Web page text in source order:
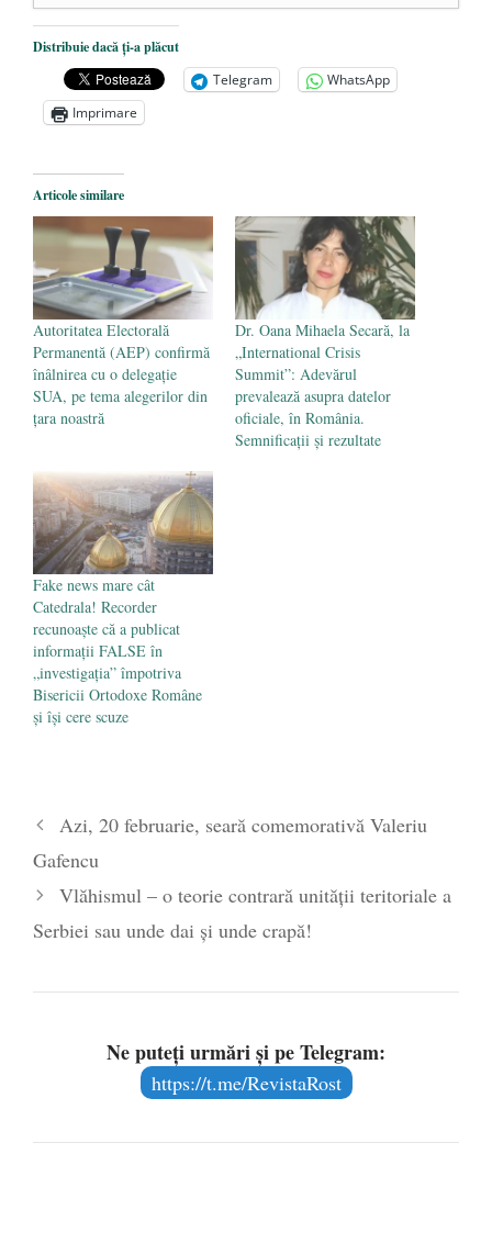
De ce propaganda LGBT nu-și are locul în
unitățile de învățământ
- 17 iunie 2020
Anarhia din SUA e opera stângii radicale
2 iunie 2020
are prea puțin a face cu informarea
mai 2020
Distribuie dacă ți-a plăcut
Telegram
WhatsApp
Imprimare
Articole similare
Autoritatea Electorală
Permanentă (AEP) confirmă
înâlnirea cu o delegație
SUA, pe tema alegerilor din
țara noastră
Dr. Oana Mihaela Secară, la
„International Crisis
Summit”: Adevărul
prevalează asupra datelor
oficiale, în România.
Semnificații și rezultate
Fake news mare cât
Catedrala! Recorder
recunoaște că a publicat
informații FALSE în
„investigația” împotriva
Bisericii Ortodoxe Române
și își cere scuze
Azi, 20 februarie, seară comemorativă Valeriu
Gafencu
Vlăhismul – o teorie contrară unității teritoriale a
Serbiei sau unde dai și unde crapă!
Ne puteți urmări și pe Telegram:
https://t.me/RevistaRost